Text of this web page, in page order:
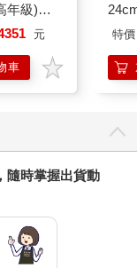
年級)沙
美上市
元
車
特價
隨時掌握出貨動